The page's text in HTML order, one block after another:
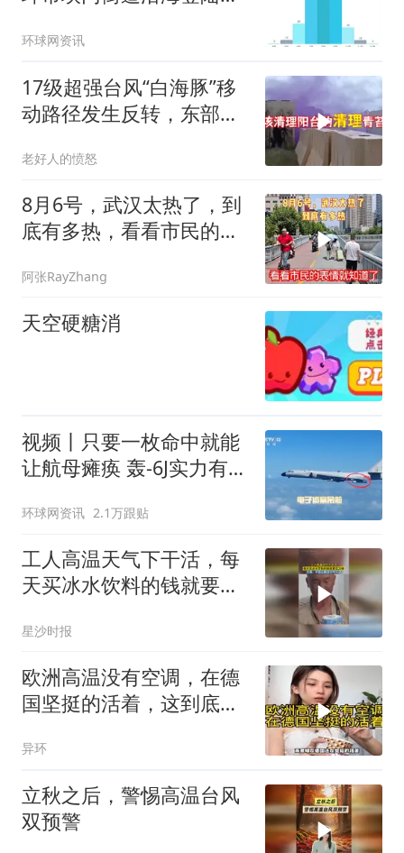
环球网资讯
17级超强台风“白海豚”移
动路径发生反转，东部沿
老好人的愤怒
8月6号，武汉太热了，到
底有多热，看看市民的表
阿张RayZhang
天空硬糖消
视频丨只要一枚命中就能
让航母瘫痪 轰-6J实力有多
环球网资讯 2.1万跟贴
工人高温天气下干活，每
天买冰水饮料的钱就要花
力气干活
星沙时报
欧洲高温没有空调，在德
国坚挺的活着，这到底是
异环
立秋之后，警惕高温台风
双预警